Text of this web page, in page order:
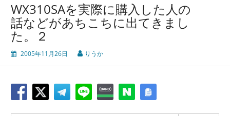
WX310SAを実際に購入した人の
話などがあちこちに出てきまし
た。２
2005年11月26日 りうか